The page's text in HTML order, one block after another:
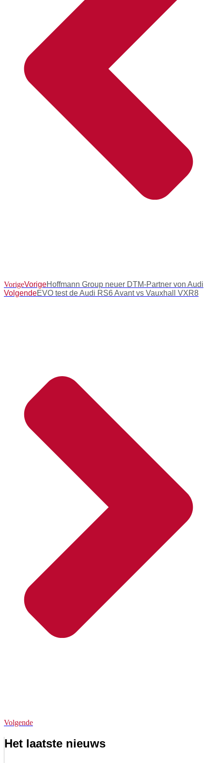
VorigeVorigeHoffmann Group neuer DTM-Partner von Audi
VolgendeEVO test de Audi RS6 Avant vs Vauxhall VXR8
Volgende
Het laatste nieuws